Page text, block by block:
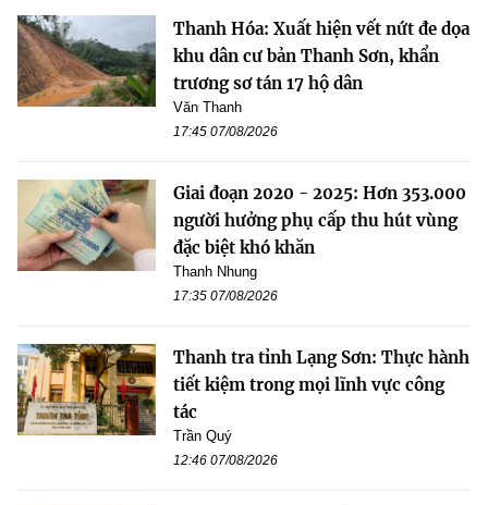
Thanh Hóa: Xuất hiện vết nứt đe dọa
khu dân cư bản Thanh Sơn, khẩn
trương sơ tán 17 hộ dân
Văn Thanh
17:45 07/08/2026
Giai đoạn 2020 - 2025: Hơn 353.000
người hưởng phụ cấp thu hút vùng
đặc biệt khó khăn
Thanh Nhung
17:35 07/08/2026
Thanh tra tỉnh Lạng Sơn: Thực hành
tiết kiệm trong mọi lĩnh vực công
tác
Trần Quý
12:46 07/08/2026